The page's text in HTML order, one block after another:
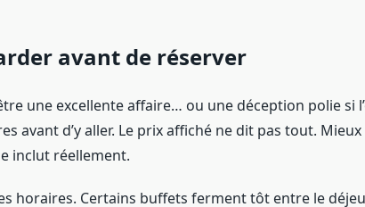
avant de réserver
une excellente affaire… ou une déception polie si
avant d’y aller. Le prix affiché ne dit pas tout.
inclut réellement.
horaires. Certains buffets ferment tôt entre le